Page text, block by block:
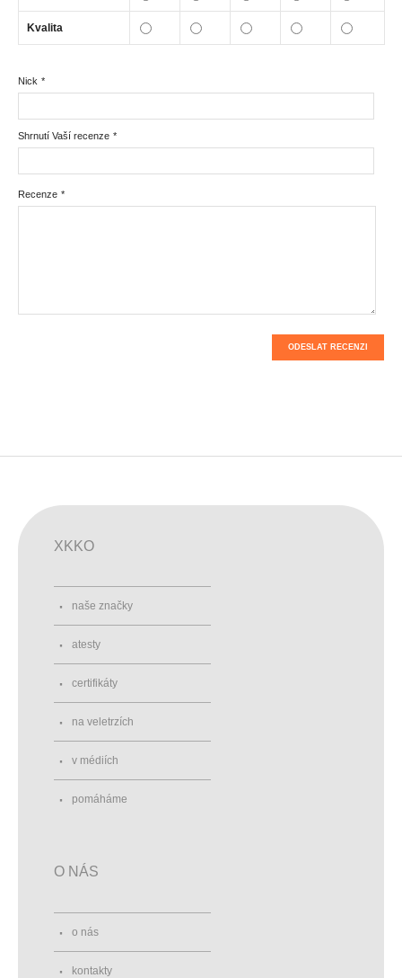
Kvalita
*
Nick
*
Shrnutí Vaší recenze
*
Recenze
ODESLAT RECENZI
XKKO
naše značky
atesty
certifikáty
na veletrzích
v médiích
pomáháme
O NÁS
o nás
kontakty